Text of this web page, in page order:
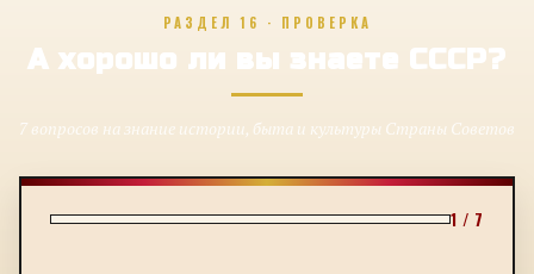
РАЗДЕЛ 16 · ПРОВЕРКА
А хорошо ли вы знаете СССР?
7 вопросов на знание истории, быта и культуры Страны Советов
1 / 7